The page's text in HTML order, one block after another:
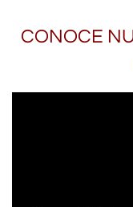
CONOCE